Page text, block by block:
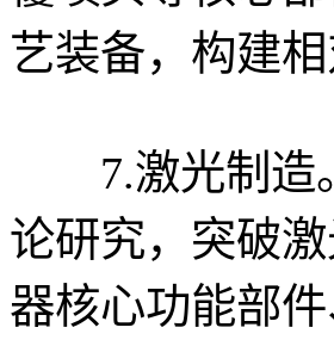
艺装备，构建
7.激光制造。
论研究，突破
器核心功能部